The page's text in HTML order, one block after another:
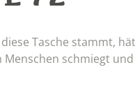
Tasche stammt,
schmiegt